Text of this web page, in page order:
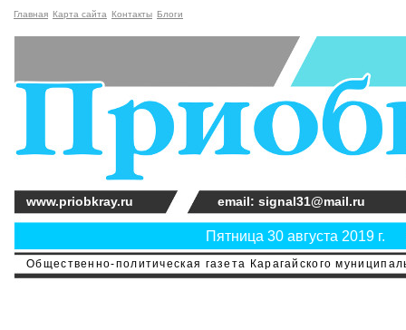
Главная Карта сайта Контакты Блоги
Общественно-политическая газета Карагайского
Пятница 30 августа 2019 г.
www.priobkray.ru email: signal31@mail.ru